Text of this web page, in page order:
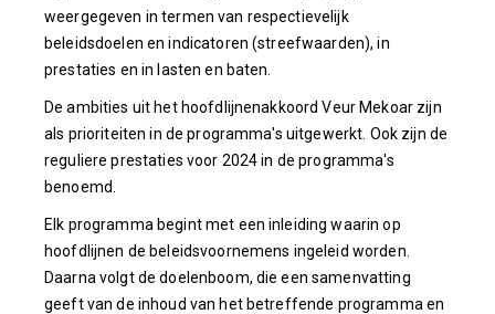
weergegeven in termen van respectievelijk
beleidsdoelen en indicatoren (streefwaarden), in
prestaties en in lasten en baten.
De ambities uit het hoofdlijnenakkoord Veur Mekoar zijn
als prioriteiten in de programma's uitgewerkt. Ook zijn de
reguliere prestaties voor 2024 in de programma's
benoemd.
Elk programma begint met een inleiding waarin op
hoofdlijnen de beleidsvoornemens ingeleid worden.
Daarna volgt de doelenboom, die een samenvatting
geeft van de inhoud van het betreffende programma en